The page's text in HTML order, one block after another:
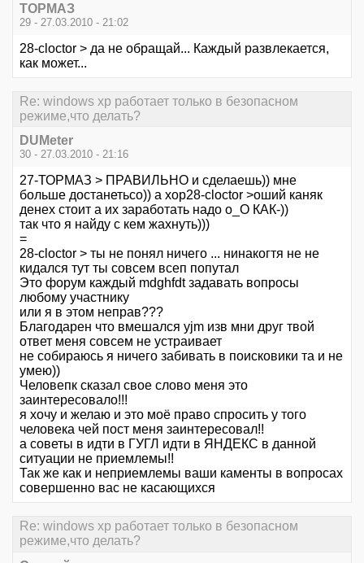
ТОРМАЗ
29 - 27.03.2010 - 21:02
28-cloctor > да не обращай... Каждый развлекается,
как может...
Re: windows xp работает только в безопасном
режиме,что делать?
DUMeter
30 - 27.03.2010 - 21:16
27-ТОРМАЗ > ПРАВИЛЬНО и сделаешь)) мне
больше достанетьсо)) а хор28-cloctor >оший каняк
денех стоит а их заработать надо о_О КАК-))
так что я найду с кем жахнуть)))
=
28-cloctor > ты не понял ничего ... нинакогтя не не
кидался тут ты совсем всеп попутал
Это форум каждый mdghfdt задавать вопросы
любому участнику
или я в этом неправ???
Благодарен что вмешался yjm изв мни друг твой
ответ меня совсем не устраивает
не собираюсь я ничего забивать в поисковики та и не
умею))
Человепк сказал свое слово меня это
заинтересовало!!!
я хочу и желаю и это моё право спросить у того
человека чей пост меня заинтересовал!!
а советы в идти в ГУГЛ идти в ЯНДЕКС в данной
ситуации не приемлемы!!
Так же как и неприемлемы ваши каменты в вопросах
совершенно вас не касающихся
Re: windows xp работает только в безопасном
режиме,что делать?